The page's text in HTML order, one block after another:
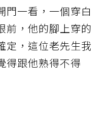
門一看，一個穿白
前，他的腳上穿的
定，這位老先生我
得跟他熟得不得